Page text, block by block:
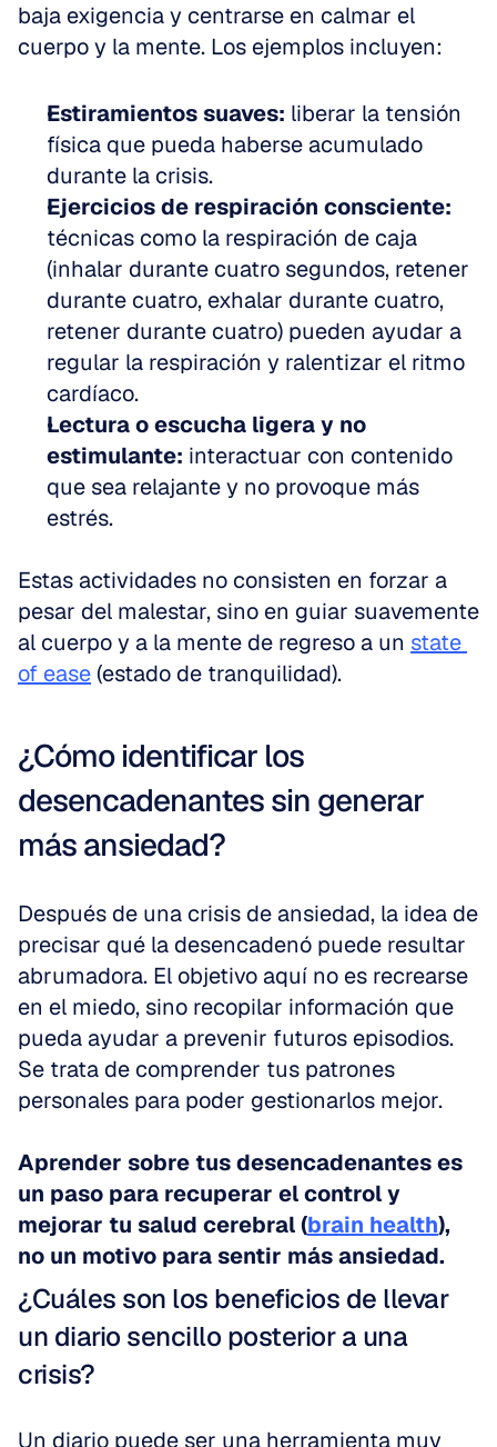
baja exigencia y centrarse en calmar el
cuerpo y la mente. Los ejemplos incluyen:
Estiramientos suaves: liberar la tensión
física que pueda haberse acumulado
durante la crisis.
Ejercicios de respiración consciente:
técnicas como la respiración de caja
(inhalar durante cuatro segundos, retener
durante cuatro, exhalar durante cuatro,
retener durante cuatro) pueden ayudar a
regular la respiración y ralentizar el ritmo
cardíaco.
Lectura o escucha ligera y no
estimulante: interactuar con contenido
que sea relajante y no provoque más
estrés.
Estas actividades no consisten en forzar a
pesar del malestar, sino en guiar suavemente
al cuerpo y a la mente de regreso a un state
of ease (estado de tranquilidad).
¿Cómo identificar los
desencadenantes sin generar
más ansiedad?
Después de una crisis de ansiedad, la idea de
precisar qué la desencadenó puede resultar
abrumadora. El objetivo aquí no es recrearse
en el miedo, sino recopilar información que
pueda ayudar a prevenir futuros episodios.
Se trata de comprender tus patrones
personales para poder gestionarlos mejor.
Aprender sobre tus desencadenantes es
un paso para recuperar el control y
mejorar tu salud cerebral (brain health),
no un motivo para sentir más ansiedad.
¿Cuáles son los beneficios de llevar
un diario sencillo posterior a una
crisis?
Un diario puede ser una herramienta muy